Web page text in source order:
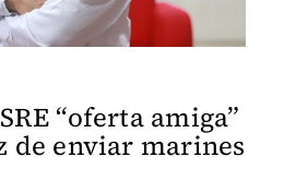
“oferta amiga”
de enviar marines